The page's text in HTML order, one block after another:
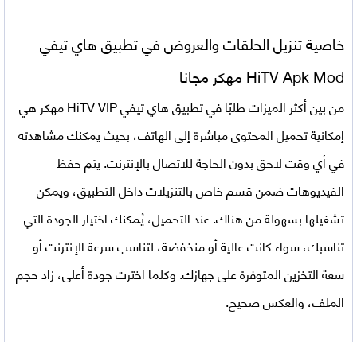
خاصية تنزيل الحلقات والعروض في تطبيق هاي تيفي
HiTV Apk Mod مهكر مجانا
من بين أكثر الميزات طلبًا في تطبيق هاي تيفي HiTV VIP مهكر هي
إمكانية تحميل المحتوى مباشرة إلى الهاتف، بحيث يمكنك مشاهدته
في أي وقت لاحق بدون الحاجة للاتصال بالإنترنت. يتم حفظ
الفيديوهات ضمن قسم خاص بالتنزيلات داخل التطبيق، ويمكن
تشغيلها بسهولة من هناك. عند التحميل، يُمكنك اختيار الجودة التي
تناسبك، سواء كانت عالية أو منخفضة، لتناسب سرعة الإنترنت أو
سعة التخزين المتوفرة على جهازك. وكلما اخترت جودة أعلى، زاد حجم
الملف، والعكس صحيح.